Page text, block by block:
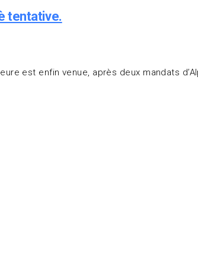
tentative.
est enfin venue, après deux mandats